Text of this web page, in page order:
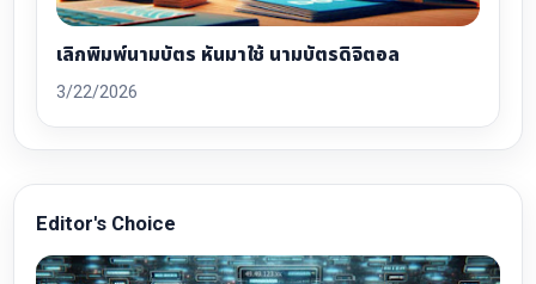
เลิกพิมพ์นามบัตร หันมาใช้ นามบัตรดิจิตอล
3/22/2026
Editor's Choice